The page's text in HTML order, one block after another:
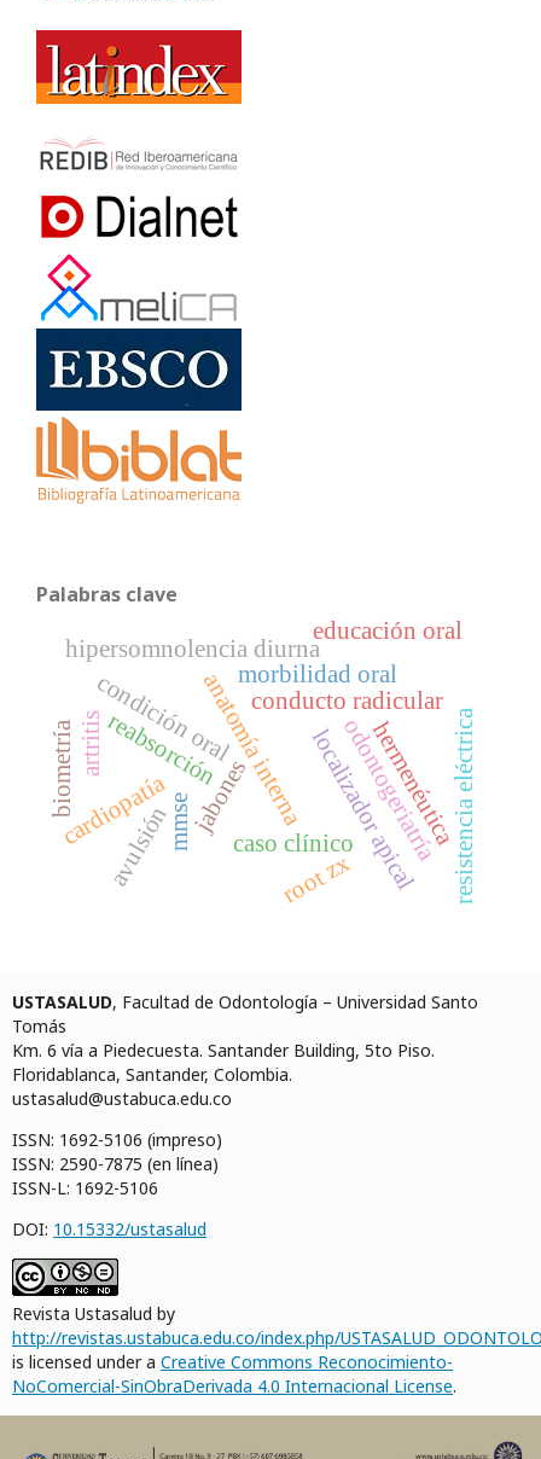
Palabras clave
jabones
mmseanatomía internaconducto radicular
caso clínico
reabsorción localizador apical resistencia eléctrica
morbilidad oral
odontogeriatría
condición oral
cardiopatía
root zx
hipersomnolencia diurna
artritis hermenéutica
avulsión
biometría
educación oral
USTASALUD, Facultad de Odontología – Universidad Santo
Tomás
Km. 6 vía a Piedecuesta. Santander Building, 5to Piso.
Floridablanca, Santander, Colombia.
ustasalud@ustabuca.edu.co
ISSN: 1692-5106 (impreso)
ISSN: 2590-7875 (en línea)
ISSN-L: 1692-5106
DOI: 10.15332/ustasalud
Revista Ustasalud by
http://revistas.ustabuca.edu.co/index.php/
is licensed under a Creative Commons Reconocimiento-
NoComercial-SinObraDerivada 4.0 Internacional License.